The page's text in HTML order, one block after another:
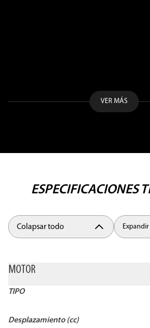
VER MÁS
ESPECIFICACIONES
Colapsar todo
MOTOR
TIPO
Desplazamiento (cc)